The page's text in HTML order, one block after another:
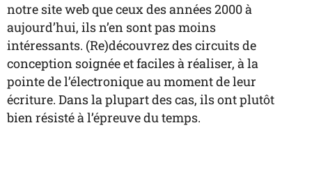
notre site web que ceux des années 2000 à
aujourd’hui, ils n’en sont pas moins
intéressants. (Re)découvrez des circuits de
conception soignée et faciles à réaliser, à la
pointe de l’électronique au moment de leur
écriture. Dans la plupart des cas, ils ont plutôt
bien résisté à l’épreuve du temps.